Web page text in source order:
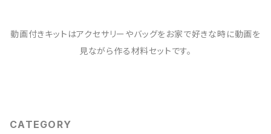
動画付きキットはアクセサリーやバッグをお家で好きな時に動画を
見ながら作る材料セットです。
CATEGORY